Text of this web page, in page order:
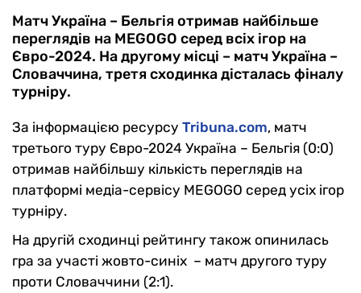
Матч Україна – Бельгія отримав найбільше
переглядів на MEGOGO серед всіх ігор на
Євро-2024. На другому місці – матч Україна –
Словаччина, третя сходинка дісталась фіналу
турніру.
За інформацією ресурсу Tribuna.com, матч
третього туру Євро-2024 Україна – Бельгія (0:0)
отримав найбільшу кількість переглядів на
платформі медіа-сервісу MEGOGO серед усіх ігор
турніру.
На другій сходинці рейтингу також опинилась
гра за участі жовто-синіх – матч другого туру
проти Словаччини (2:1).